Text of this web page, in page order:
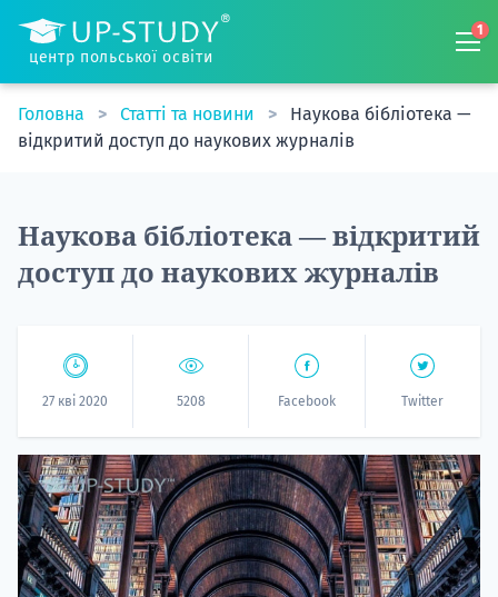
центр польської освіти
1
Головна Статті та новини
Наукова бібліотека —
відкритий доступ до наукових журналів
Наукова бібліотека — відкритий
доступ до наукових журналів
27 кві 2020 5208 Facebook Twitter